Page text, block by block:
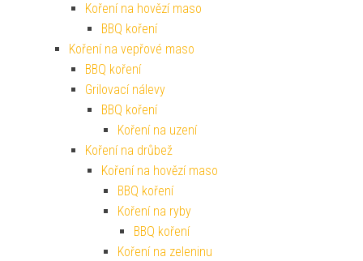
Koření na hovězí maso
BBQ koření
Koření na vepřové maso
BBQ koření
Grilovací nálevy
BBQ koření
Koření na uzení
Koření na drůbež
Koření na hovězí maso
BBQ koření
Koření na ryby
BBQ koření
Koření na zeleninu